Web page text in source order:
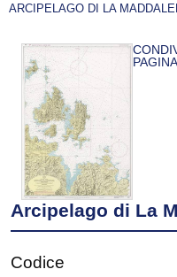
ARCIPELAGO DI LA
PAGINA
Arcipelago di La
Codice